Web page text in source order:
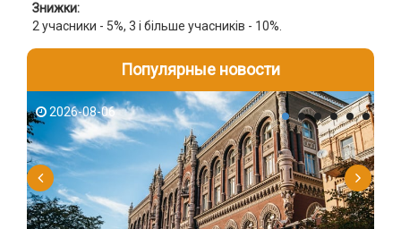
Знижки:
2 учасники - 5%, 3 і більше учасників - 10%.
Популярные новости
2026-08-06